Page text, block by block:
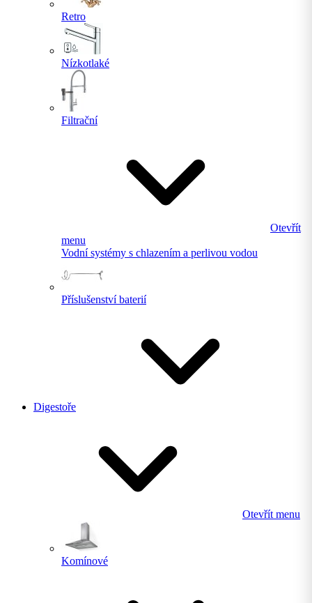
Retro
Nízkotlaké
Filtrační
Otevřít
menu
Vodní systémy s chlazením a perlivou vodou
Příslušenství baterií
Digestoře
Otevřít menu
Komínové